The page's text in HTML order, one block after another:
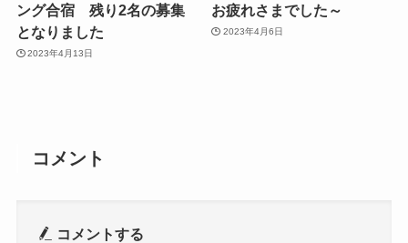
ング合宿 残り2名の募集
となりました
2023年4月13日
お疲れさまでした～
2023年4月6日
コメント
コメントする